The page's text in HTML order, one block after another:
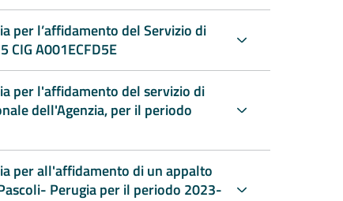
per l’affidamento del Servizio di
A001ECFD5E
per l'affidamento del servizio di
dell'Agenzia, per il periodo
per all'affidamento di un appalto
Perugia per il periodo 2023-